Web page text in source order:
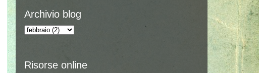
Archivio blog
Risorse online